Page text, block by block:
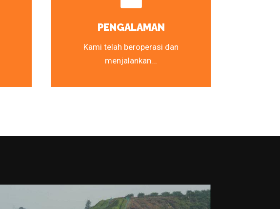
PENGALAMAN
Kami telah beroperasi dan
menjalankan...